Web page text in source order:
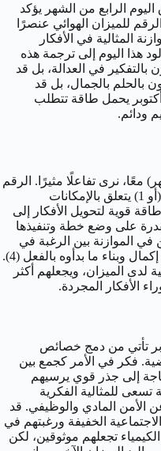
في سياق اليوم الرابع من الشهر يؤكد
للميزان الهوائي عنصرًا
المثالية في الأفكار
طاقة الرقم 4 تدفع مولود هذا اليوم إلى ترجمة هذه
بالتفكير في العدالة، بل قد
بالحلم بالجمال، بل قد
ينظمون مساحاتهم لخلقه فعليًا. يوم 4 أكتوبر يحمل طاقة تتطلب
ودائم.
4 (اليوم) و 10 (الشهر) معًا، نرى تفاعلًا مثيرًا. الرقم
4 يتعلق بالواقع العملي، بينما الرقم 10 (أو 1) يتعلق بالإمكانات
قوية لتحويل الأفكار إلى
رؤية (مستمدة من 1) والقدرة على وضع خطة وتنفيذها
قد يكمن في الموازنة بين الرغبة في
البدء بشيء جديد دائمًا (1) والحاجة إلى إكمال وبناء ما بدأوه بالفعل (4).
لدى الميزان، ويجعلهم أكثر
الأفكار المجردة.
الفريدة لشخصية مولود 4 أكتوبر تأتي من دمج خصائص
الهوائية مع طاقة الرقم 4 الأرضية. فكر في الأمر كجمع بين
إلى جذر قوي يرسيهم
تسعى للمثالية الفكرية
الأمن المادي والوظيفي. قد
الخفيفة ورغبتهم في
تجعلهم موثوقين، لكن